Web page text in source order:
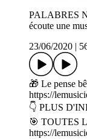
PALABRES
écoute une
23/06/2020
🎁 Le pense
https://
👇 PLUS
🎯 TOUTES
https://